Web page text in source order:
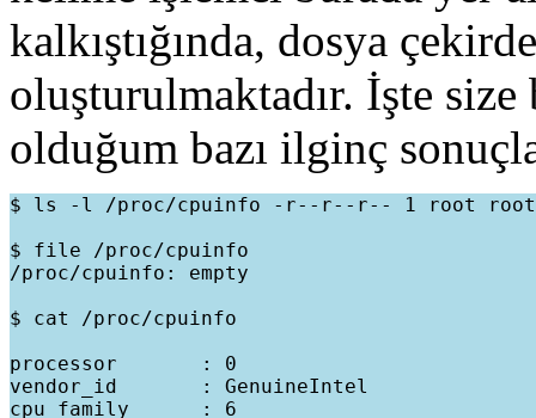
kalkıştığında, dosya
oluşturulmaktadır. İşte
olduğum bazı ilginç
$ ls -l /proc/cpuinfo -r--r--r-- 1 root root
$ file /proc/cpuinfo
/proc/cpuinfo: empty
$ cat /proc/cpuinfo
processor       : 0
vendor_id       : GenuineIntel
cpu family      : 6